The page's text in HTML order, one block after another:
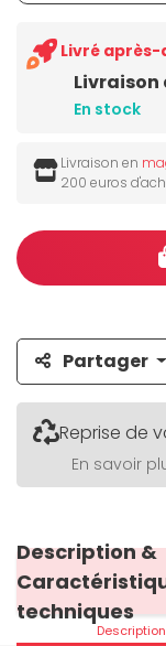
Livraison
En stock
Livré
Livraison en
200 euros
Partager
Reprise de
En savoir
Description &
techniques
Description